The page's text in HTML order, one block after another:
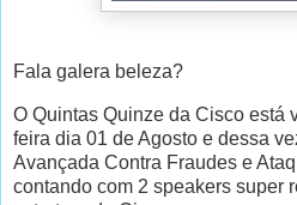
Fala galera beleza?
O Quintas Quinze da Cisco está
feira dia 01 de Agosto e dessa
Avançada Contra Fraudes e
contando com 2 speakers super